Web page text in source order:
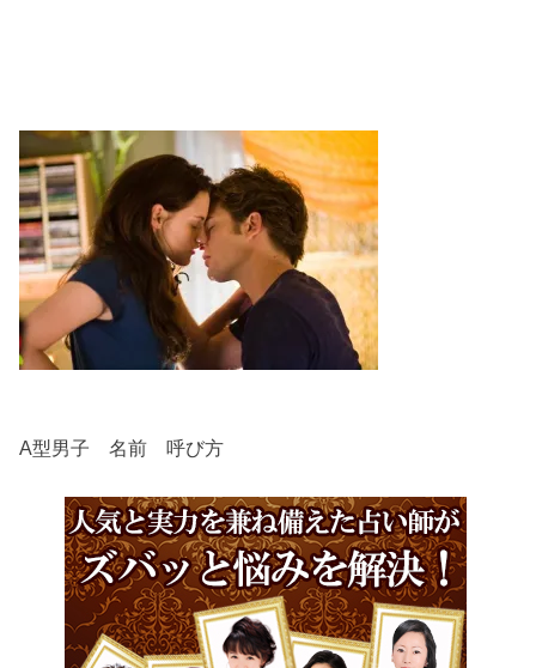
A型男子 名前 呼び方